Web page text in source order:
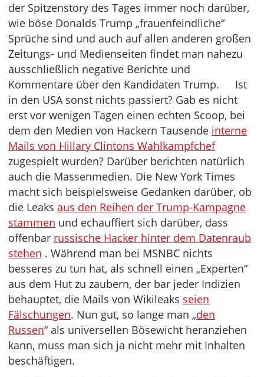
der Spitzenstory des Tages immer noch darüber,
wie böse Donalds Trump „frauenfeindliche“
Sprüche sind und auch auf allen anderen großen
Zeitungs- und Medienseiten findet man nahezu
ausschließlich negative Berichte und
Kommentare über den Kandidaten Trump. Ist
in den USA sonst nichts passiert? Gab es nicht
erst vor wenigen Tagen einen echten Scoop, bei
dem den Medien von Hackern Tausende interne
Mails von Hillary Clintons Wahlkampfchef
zugespielt wurden? Darüber berichten natürlich
auch die Massenmedien. Die New York Times
macht sich beispielsweise Gedanken darüber, ob
die Leaks aus den Reihen der Trump-Kampagne
stammen und echauffiert sich darüber, dass
offenbar russische Hacker hinter dem Datenraub
stehen . Während man bei MSNBC nichts
besseres zu tun hat, als schnell einen „Experten“
aus dem Hut zu zaubern, der bar jeder Indizien
behauptet, die Mails von Wikileaks seien
Fälschungen. Nun gut, so lange man „den
Russen“ als universellen Bösewicht heranziehen
kann, muss man sich ja nicht mehr mit Inhalten
beschäftigen.